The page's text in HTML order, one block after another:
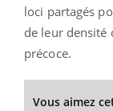
loci partagés
de leur densité
précoce.
Vous aimez